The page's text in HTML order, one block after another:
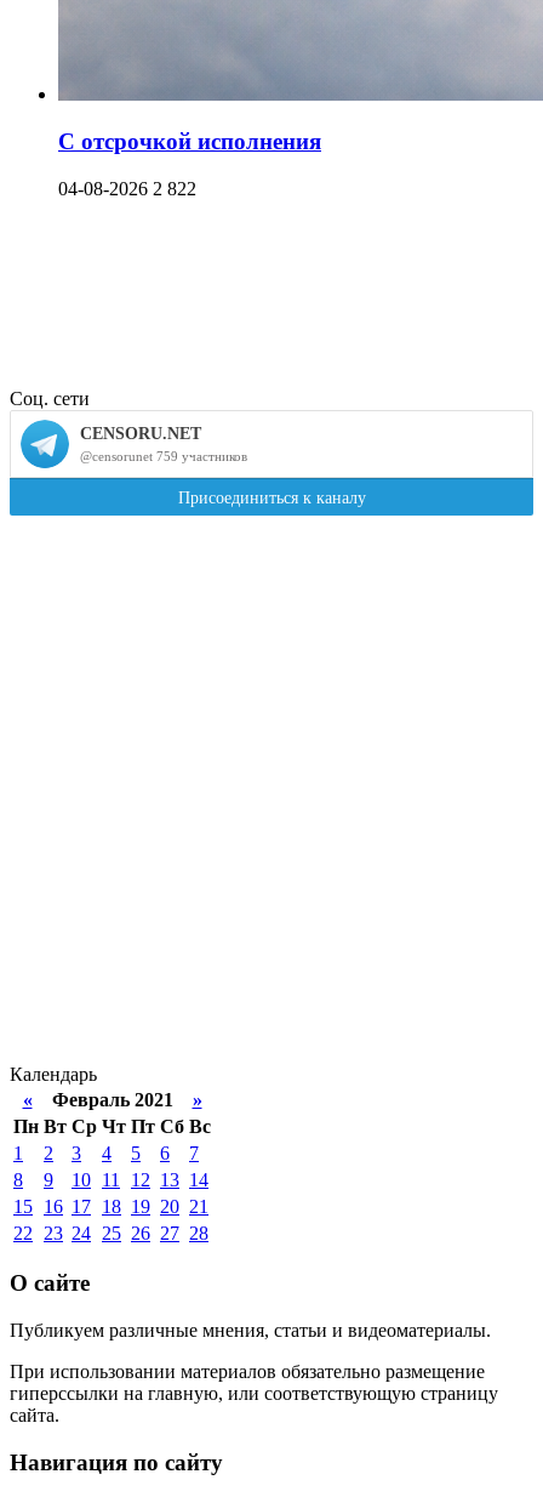
С отсрочкой исполнения
04-08-2026 2 822
Соц. сети
Календарь
«Февраль 2021 »
Пн Вт Ср Чт Пт Сб Вс
1
2 3 4 5 6
7
8
9 10 11 12 13 14
15 16 17 18 19 20 21
22
23 24 25 26 27 28
О сайте
Публикуем различные мнения, статьи и видеоматериалы.
При использовании материалов обязательно размещение
гиперссылки на главную, или соответствующую страницу
сайта.
Навигация по сайту